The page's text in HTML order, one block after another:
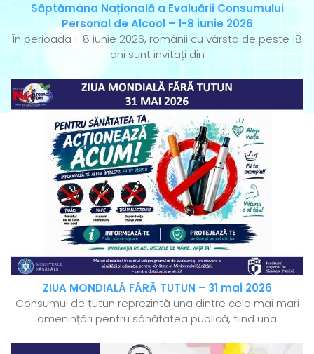
Săptămâna Națională a Evaluării Consumului
Personal de Alcool – 1-8 iunie 2026
În perioada 1-8 iunie 2026, românii cu vârsta de peste 18
ani sunt invitați din
ZIUA MONDIALĂ FĂRĂ TUTUN – 31 mai 2026
Consumul de tutun reprezintă una dintre cele mai mari
amenințări pentru sănătatea publică, fiind una